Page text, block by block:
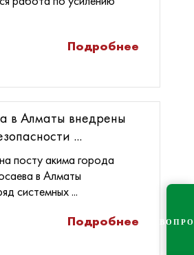
Подробнее
в Алматы внедрены
...
посту акима города
в Алматы
системных ...
Подробнее